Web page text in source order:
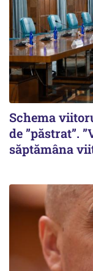
Schema
de ”păstrat”.
săptămâna